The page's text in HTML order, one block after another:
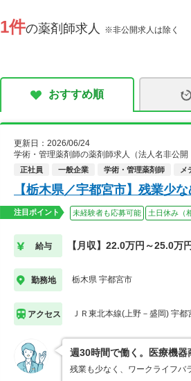
1件の薬剤師求人 ※非公開求人は除く
おすすめ順
更新日：2026/06/24
学術・管理薬剤師の薬剤師求人（法人名非公
正社員 一般企業 学術・管理薬剤師 メ
【栃木県／宇都宮市】残業少
注目ポイント 未経験者も応募可能 土日休み（
給与 【月収】22.0万円～25.0万円
勤務地 栃木県 宇都宮市
アクセス ＪＲ東北本線(上野－盛岡) 宇
週30時間で働く。医療機器
残業も少なく、ワークライフバ